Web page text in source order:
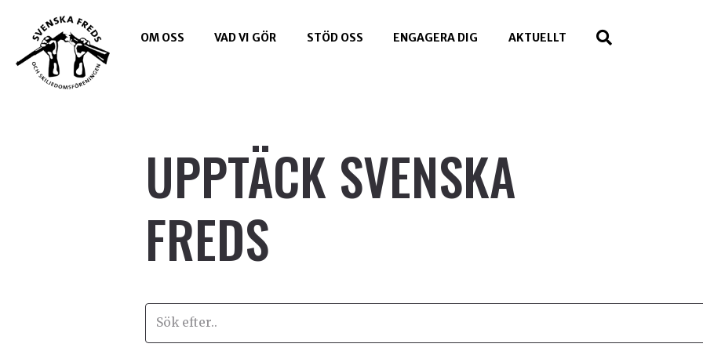
OM OSS VAD VI GÖR STÖD OSS ENGAGERA DIG AKTUELLT
UPPTÄCK SVENSKA
FREDS